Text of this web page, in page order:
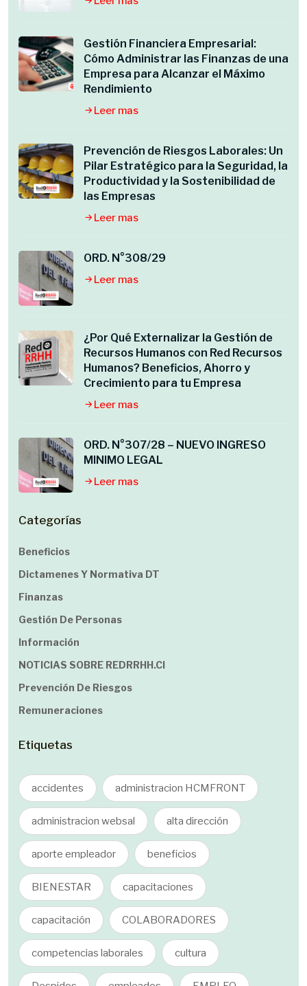
Gestión Financiera Empresarial:
Cómo Administrar las Finanzas de una
Empresa para Alcanzar el Máximo
Rendimiento
Leer mas
Prevención de Riesgos Laborales: Un
Pilar Estratégico para la Seguridad, la
Productividad y la Sostenibilidad de
las Empresas
Leer mas
ORD. N°308/29
Leer mas
¿Por Qué Externalizar la Gestión de
Recursos Humanos con Red Recursos
Humanos? Beneficios, Ahorro y
Crecimiento para tu Empresa
Leer mas
ORD. N°307/28 – NUEVO INGRESO
MINIMO LEGAL
Leer mas
Categorías
Beneficios
Dictamenes Y Normativa DT
Finanzas
Gestión De Personas
Información
NOTICIAS SOBRE REDRRHH.cl
Prevención De Riesgos
Remuneraciones
Etiquetas
accidentes administracion HCMFRONT
administracion websal alta dirección
aporte empleador beneficios
BIENESTAR capacitaciones
capacitación COLABORADORES
competencias laborales cultura